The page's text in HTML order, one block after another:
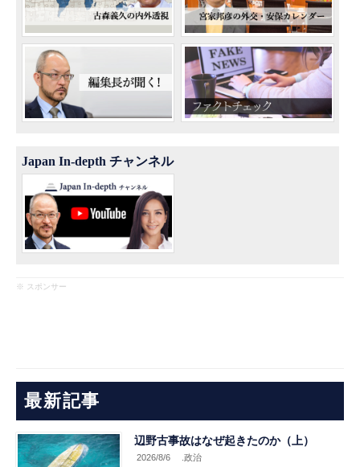
Japan In-depth チャンネル
※ スポンサー
最新記事
辺野古事故はなぜ起きたのか（上）
2026/8/6 .政治